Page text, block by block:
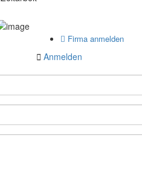
Firma anmelden
Anmelden